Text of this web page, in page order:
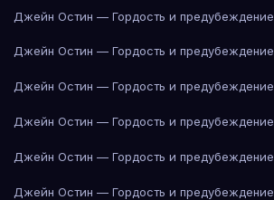
Джейн Остин — Гордость и предубеждение
Джейн Остин — Гордость и предубеждение
Джейн Остин — Гордость и предубеждение
Джейн Остин — Гордость и предубеждение
Джейн Остин — Гордость и предубеждение
Джейн Остин — Гордость и предубеждение